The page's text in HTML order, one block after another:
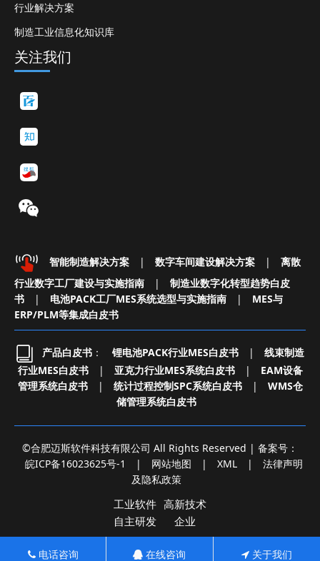
行业解决方案
制造工业信息化知识库
关注我们
智能制造解决方案 | 数字车间建设解决方案 |
离散
行业数字工厂建设与实施指南
|
制造业数字化转型趋势白皮
书
| 电池PACK工厂MES系统选型与实施指南 |
MES与
ERP/PLM等集成白皮书
产品白皮书 ： 锂电池PACK行业MES白皮书 |
线束制造
行业MES白皮书
| 亚克力行业MES系统白皮书 |
EAM设备
管理系统白皮书
| 统计过程控制SPC系统白皮书 |
WMS仓
储管理系统白皮书
©合肥迈斯软件科技有限公司 All Rights Reserved | 备案号：
皖ICP备16023625号-1
| 网站地图 | XML |
法律声明
及隐私政策
工业软件
自主研发
高新技术
企业
电话咨询 在线咨询 关于我们